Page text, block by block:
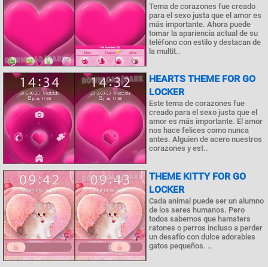
Tema de corazones fue creado
para el sexo justa que el amor es
más importante. Ahora puede
tomar la apariencia actual de su
teléfono con estilo y destacan de
la multit..
HEARTS THEME FOR GO
LOCKER
Este tema de corazones fue
creado para el sexo justa que el
amor es más importante. El amor
nos hace felices como nunca
antes. Alguien de acero nuestros
corazones y est..
THEME KITTY FOR GO
LOCKER
Cada animal puede ser un alumno
de los seres humanos. Pero
todos sabemos que hamsters
ratones o perros incluso a perder
un desafío con dulce adorables
gatos pequeños. ..